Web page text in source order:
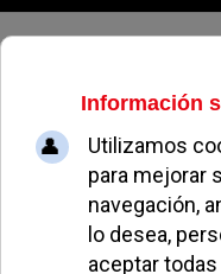
Sábado,
Somos
que hace el
recursos